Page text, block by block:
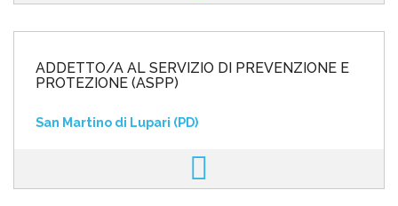
ADDETTO/A AL SERVIZIO DI PREVENZIONE E
PROTEZIONE (ASPP)
San Martino di Lupari (PD)